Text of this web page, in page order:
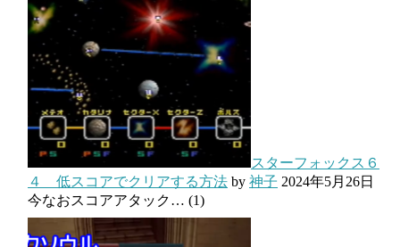
スターフォックス６
４ 低スコアでクリアする方法 by 神子 2024年5月26日
今なおスコアアタック… (1)